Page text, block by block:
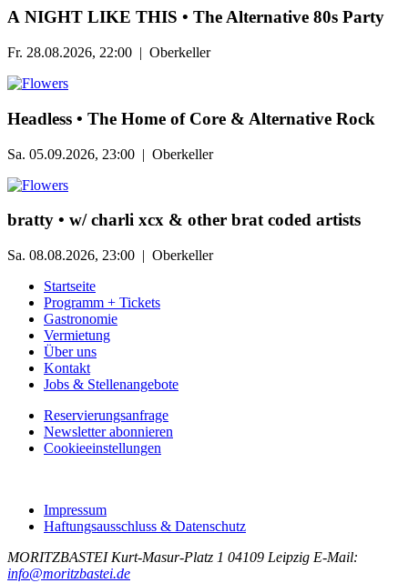
А NIGHT LIKE THIS • The Alternative 80s Party
Fr. 28.08.2026, 22:00 | Oberkeller
Headless • The Home of Core & Alternative Rock
Sa. 05.09.2026, 23:00 | Oberkeller
bratty • w/ charli xcx & other brat coded artists
Sa. 08.08.2026, 23:00 | Oberkeller
Startseite
Programm + Tickets
Gastronomie
Vermietung
Über uns
Kontakt
Jobs & Stellenangebote
Reservierungsanfrage
Newsletter abonnieren
Cookieeinstellungen
Impressum
Haftungsausschluss & Datenschutz
MORITZBASTEI Kurt-Masur-Platz 1 04109 Leipzig E-Mail:
info@moritzbastei.de